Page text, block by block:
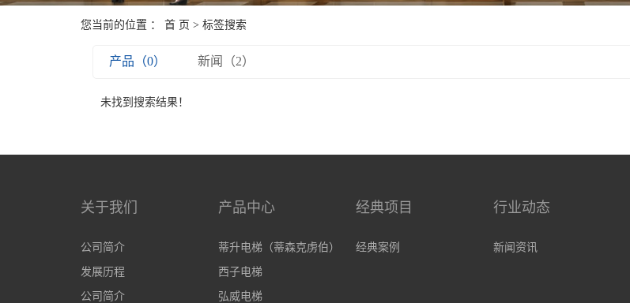
您当前的位置 ： 首 页 > 标签搜索
产品（0） 新闻（2）
未找到搜索结果！
关于我们
公司简介
发展历程
公司简介
产品中心
蒂升电梯（蒂森克虏伯）
西子电梯
弘威电梯
经典项目
经典案例
行业动态
新闻资讯